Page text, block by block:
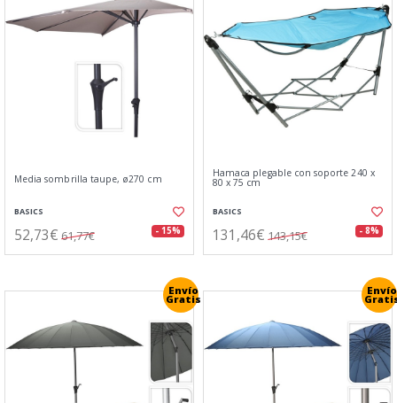
Media sombrilla taupe, ø270 cm
BASICS
52,73€ 61,77€ - 15%
Hamaca plegable con soporte 240 x
80 x 75 cm
BASICS
131,46€ 143,15€ - 8%
Envío
Gratis
Envío